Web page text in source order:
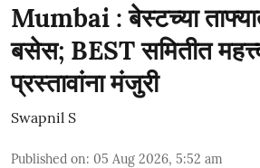
Mumbai : बेस्टच्या
बसेस; BEST समितीत
प्रस्तावांना मंजुरी
Swapnil S
Published on: 05 Aug 2026, 5:52 am